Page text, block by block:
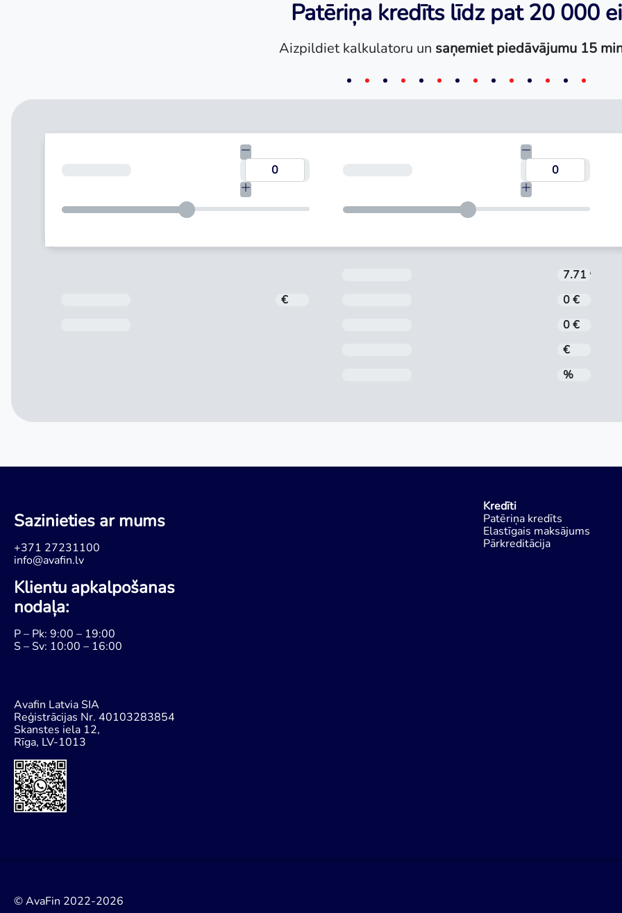
Patēriņa kredīts līdz pat 20 000
Aizpildiet kalkulatoru un saņemiet piedāvājumu 15
Aizdevuma procentu likme tiek noteikta
7.71 %
€
0 €
0 €
€
%
Sazinieties ar mums
+371 27231100
info@avafin.lv
Klientu apkalpošanas
nodaļa:
P – Pk: 9:00 – 19:00
S – Sv: 10:00 – 16:00
Avafin Latvia SIA
Reģistrācijas Nr. 40103283854
Skanstes iela 12,
Rīga, LV-1013
Kredīti
Patēriņa kredīts
Elastīgais maksājums
Pārkreditācija
© AvaFin 2022-2026